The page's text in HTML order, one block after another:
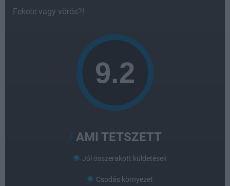
Fekete vagy vörös?!
AMI TETSZETT
Jól összerakott küldetések
Csodás környezet